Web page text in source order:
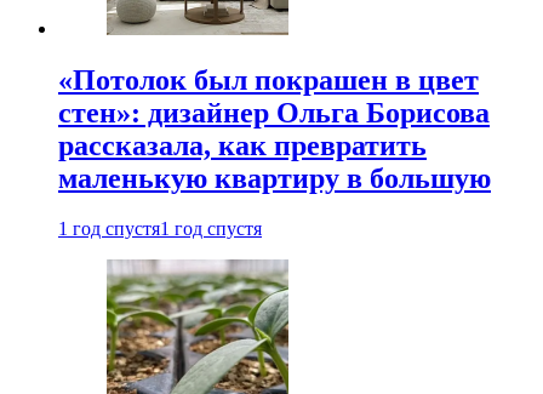
«Потолок был покрашен в цвет
стен»: дизайнер Ольга Борисова
рассказала, как превратить
маленькую квартиру в большую
1 год спустя1 год спустя